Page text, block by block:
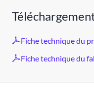
Fiche technique du
Fiche technique du